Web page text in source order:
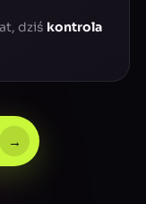
dziś kontrola
→